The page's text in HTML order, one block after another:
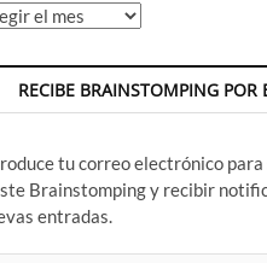
RECIBE BRAINSTOMPING POR
tu correo electrónico
Brainstomping y recibir
entradas.